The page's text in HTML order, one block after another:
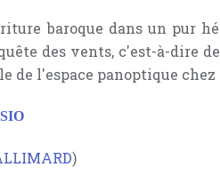
baroque dans un pur
des vents, c'est-à-dire
de l'espace panoptique chez
)